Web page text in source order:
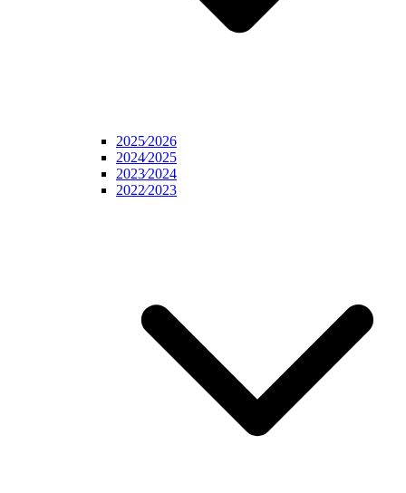
2025⁄2026
2024⁄2025
2023⁄2024
2022⁄2023